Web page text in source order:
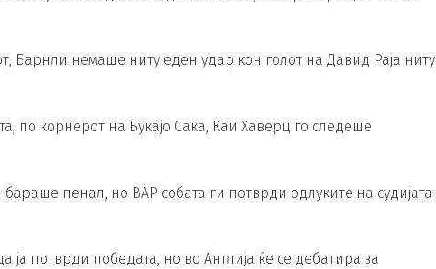
Барнли немаше ниту еден удар кон голот на Давид Раја ниту
по корнерот на Букајо Сака, Каи Хаверц го следеше
пенал, но ВАР собата ги потврди одлуките на судијата
потврди победата, но во Англија ќе се дебатира за